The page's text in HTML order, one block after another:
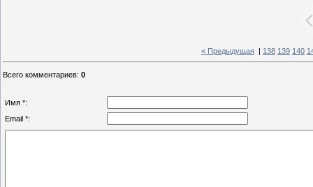
« Предыдущая 138 139 140
Всего комментариев: 0
Имя *:
Email *: